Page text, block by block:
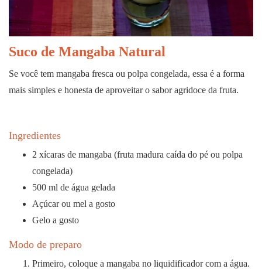
Suco de Mangaba Natural
Se você tem mangaba fresca ou polpa congelada, essa é a forma
mais simples e honesta de aproveitar o sabor agridoce da fruta.
Ingredientes
2 xícaras de mangaba (fruta madura caída do pé ou polpa
congelada)
500 ml de água gelada
Açúcar ou mel a gosto
Gelo a gosto
Modo de preparo
Primeiro, coloque a mangaba no liquidificador com a água.